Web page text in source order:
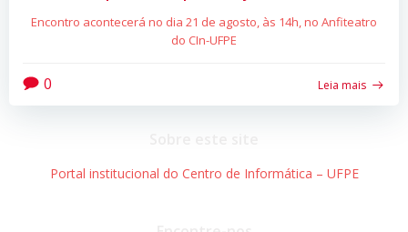
Encontro acontecerá no dia 21 de agosto, às 14h, no Anfiteatro
do CIn-UFPE
0 Leia mais
Portal institucional do Centro de Informática – UFPE